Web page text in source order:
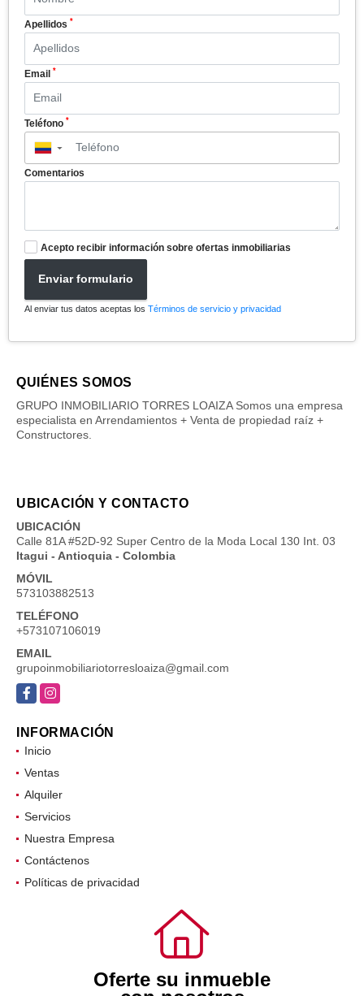
Apellidos *
Email *
Teléfono *
▼
Comentarios
Acepto recibir información sobre ofertas inmobiliarias
Enviar formulario
Al enviar tus datos aceptas los Términos de servicio y privacidad
QUIÉNES SOMOS
GRUPO INMOBILIARIO TORRES LOAIZA Somos una empresa
especialista en Arrendamientos + Venta de propiedad raíz +
Constructores.
UBICACIÓN Y CONTACTO
UBICACIÓN
Calle 81A #52D-92 Super Centro de la Moda Local 130 Int. 03
Itagui - Antioquia - Colombia
MÓVIL
573103882513
TELÉFONO
+573107106019
EMAIL
grupoinmobiliariotorresloaiza@gmail.com
FacebookInstagram
INFORMACIÓN
Inicio
Ventas
Alquiler
Servicios
Nuestra Empresa
Contáctenos
Políticas de privacidad
Oferte su inmueble